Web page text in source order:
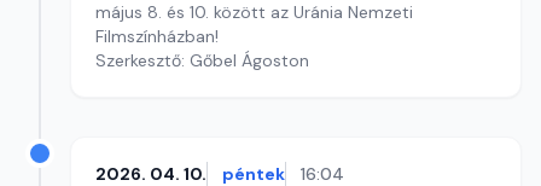
május 8. és 10. között az Uránia Nemzeti
Filmszínházban!
Szerkesztő: Gőbel Ágoston
2026. 04. 10. péntek 16:04